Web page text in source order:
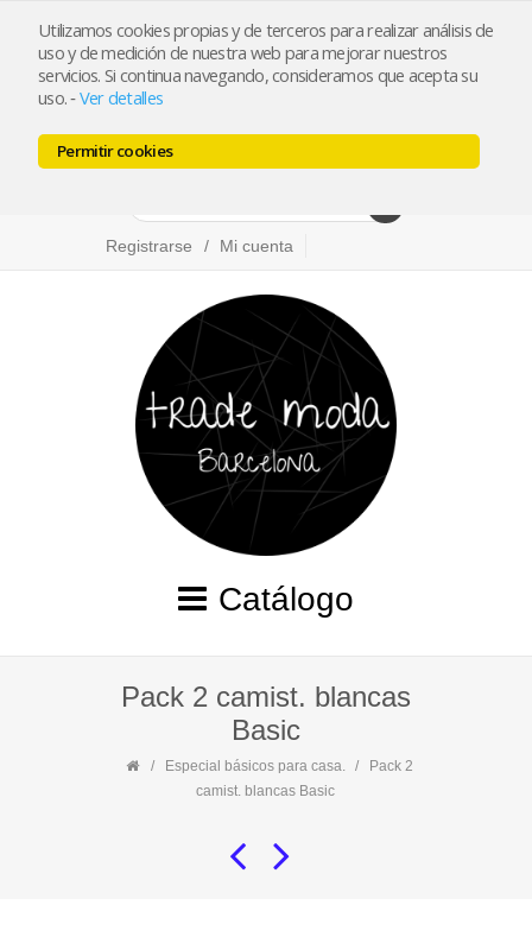
Utilizamos cookies propias y de terceros para realizar análisis de
uso y de medición de nuestra web para mejorar nuestros
servicios. Si continua navegando, consideramos que acepta su
uso.-Ver detalles
Permitir cookies
info@trademoda.com 93.439.26.92
Pulse para llamar
Registrarse Mi cuenta
Catálogo
Pack 2 camist. blancas
Basic
Especial básicos para casa.
Pack 2
camist. blancas Basic